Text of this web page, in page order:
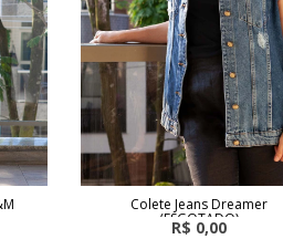
Colete Jeans Dreamer
(ESGOTADO)
R$ 0,00